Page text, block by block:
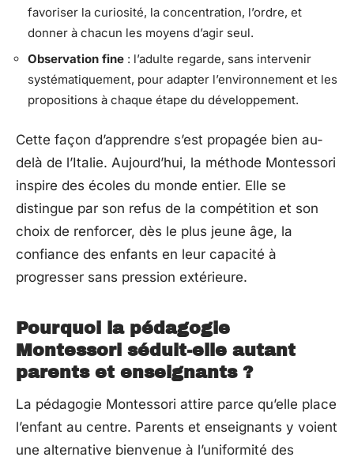
favoriser la curiosité, la concentration, l’ordre, et
donner à chacun les moyens d’agir seul.
Observation fine : l’adulte regarde, sans intervenir
systématiquement, pour adapter l’environnement et les
propositions à chaque étape du développement.
Cette façon d’apprendre s’est propagée bien au-
delà de l’Italie. Aujourd’hui, la méthode Montessori
inspire des écoles du monde entier. Elle se
distingue par son refus de la compétition et son
choix de renforcer, dès le plus jeune âge, la
confiance des enfants en leur capacité à
progresser sans pression extérieure.
Pourquoi la pédagogie
Montessori séduit-elle autant
parents et enseignants ?
La pédagogie Montessori attire parce qu’elle place
l’enfant au centre. Parents et enseignants y voient
une alternative bienvenue à l’uniformité des